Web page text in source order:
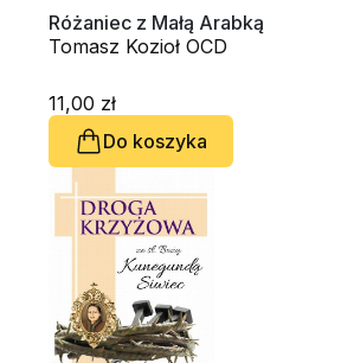
Różaniec z Małą Arabką
Tomasz Kozioł OCD
11,00 zł
Do koszyka